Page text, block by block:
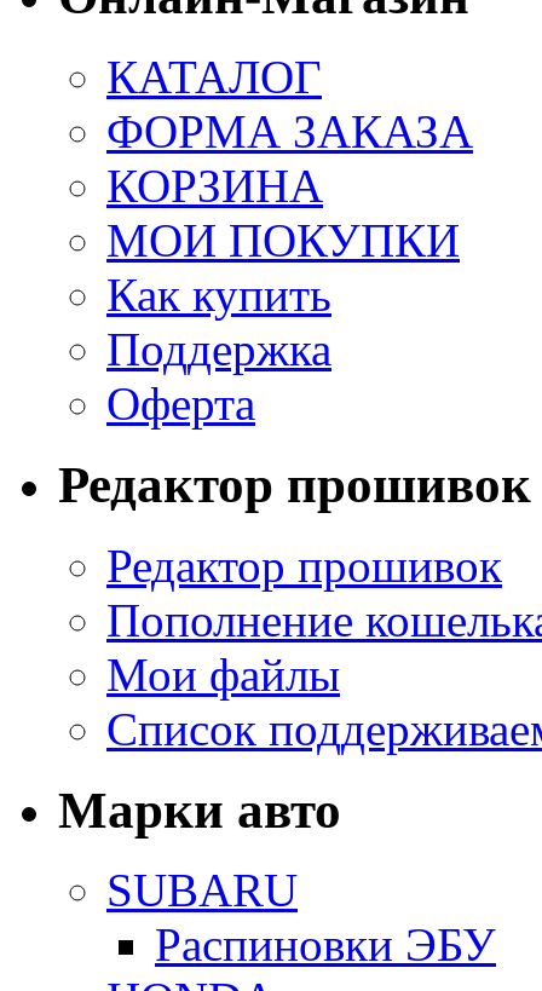
КАТАЛОГ
ФОРМА ЗАКАЗА
КОРЗИНА
МОИ ПОКУПКИ
Как купить
Поддержка
Оферта
Редактор прошивок
Редактор прошивок
Пополнение
Мои файлы
Список
Марки авто
SUBARU
Распиновки ЭБУ